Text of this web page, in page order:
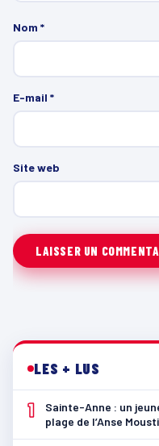
Nom *
E-mail *
Site web
LES + LUS
1
Sainte-Anne : un
plage de l’Anse